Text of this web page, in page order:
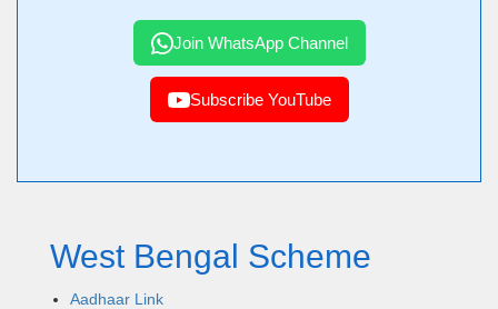
Join WhatsApp Channel
Subscribe YouTube
West Bengal Scheme
Aadhaar Link